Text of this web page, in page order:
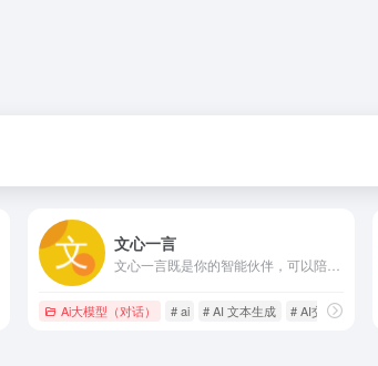
文心一言
Ai大模型（对话） # ai # AI 文本生成 # AI交互